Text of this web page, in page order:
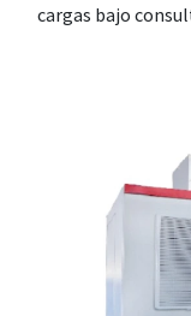
cargas bajo